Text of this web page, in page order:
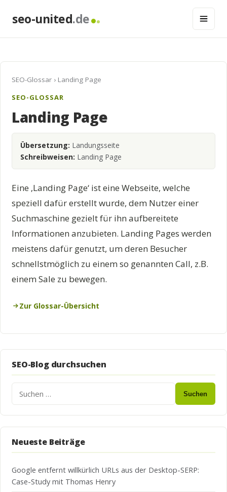
seo-united.de
SEO-Glossar › Landing Page
SEO-GLOSSAR
Landing Page
Übersetzung: Landungsseite
Schreibweisen: Landing Page
Eine ‚Landing Page‘ ist eine Webseite, welche
speziell dafür erstellt wurde, dem Nutzer einer
Suchmaschine gezielt für ihn aufbereitete
Informationen anzubieten. Landing Pages werden
meistens dafür genutzt, um deren Besucher
schnellstmöglich zu einem so genannten Call, z.B.
einem Sale zu bewegen.
Zur Glossar-Übersicht
SEO-Blog durchsuchen
Suchen
Neueste Beiträge
Google entfernt willkürlich URLs aus der Desktop-SERP:
Case-Study mit Thomas Henry